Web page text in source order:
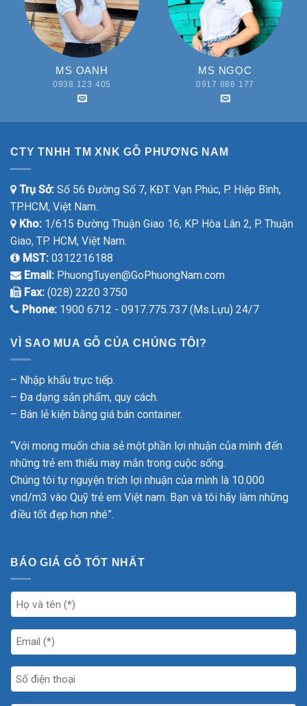
MS OANH
0938 123 405
MS NGỌC
0917 886 177
CTY TNHH TM XNK GỖ PHƯƠNG NAM
Trụ Sở: Số 56 Đường Số 7, KĐT. Vạn Phúc, P. Hiệp Bình,
TP.HCM, Việt Nam.
Kho: 1/615 Đường Thuận Giao 16, KP Hòa Lân 2, P. Thuận
Giao, TP. HCM, Việt Nam.
MST: 0312216188
Email: PhuongTuyen@GoPhuongNam.com
Fax: (028) 2220 3750
Phone: 1900 6712 - 0917.775.737 (Ms.Lựu) 24/7
VÌ SAO MUA GỖ CỦA CHÚNG TÔI?
– Nhập khẩu trực tiếp.
– Đa dạng sản phẩm, quy cách.
– Bán lẻ kiện bằng giá bán container.
“Với mong muốn chia sẻ một phần lợi nhuận của mình đến
những trẻ em thiếu may mắn trong cuộc sống.
Chúng tôi tự nguyện trích lợi nhuận của mình là 10.000
vnd/m3 vào Quỹ trẻ em Việt nam. Bạn và tôi hãy làm những
điều tốt đẹp hơn nhé”.
BÁO GIÁ GỖ TỐT NHẤT